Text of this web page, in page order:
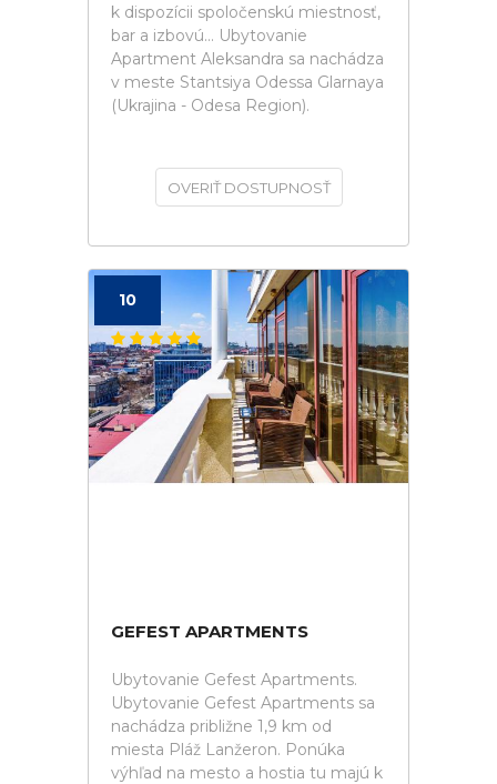
k dispozícii spoločenskú miestnosť,
bar a izbovú... Ubytovanie
Apartment Aleksandra sa nachádza
v meste Stantsiya Odessa Glarnaya
(Ukrajina - Odesa Region).
OVERIŤ DOSTUPNOSŤ
10
GEFEST APARTMENTS
Ubytovanie Gefest Apartments.
Ubytovanie Gefest Apartments sa
nachádza približne 1,9 km od
miesta Pláž Lanžeron. Ponúka
výhľad na mesto a hostia tu majú k